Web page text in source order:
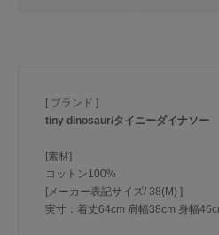
[ ブランド ]
tiny dinosaur/タイニーダイナソー
[素材]
コットン100%
[メーカー表記サイズ/ 38(M) ]
実寸：着丈64cm 肩幅38cm 身幅